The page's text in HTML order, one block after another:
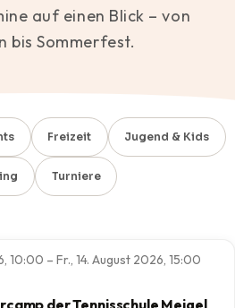
auf einen Blick – von
bis Sommerfest.
Freizeit Jugend & Kids
Turniere
10:00 – Fr., 14. August 2026, 15:00
der Tennisschule Meigel